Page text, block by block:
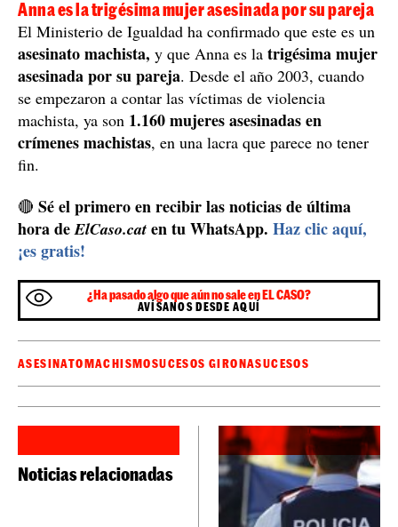
Anna es la trigésima mujer asesinada por su pareja
El Ministerio de Igualdad ha confirmado que este es un
asesinato machista, y que Anna es la trigésima mujer
asesinada por su pareja. Desde el año 2003, cuando
se empezaron a contar las víctimas de violencia
machista, ya son 1.160 mujeres asesinadas en
crímenes machistas, en una lacra que parece no tener
fin.
🔴 Sé el primero en recibir las noticias de última
hora deElCaso.cat en tu WhatsApp. Haz clic aquí,
¡es gratis!
¿Ha pasado algo que aún no sale en EL CASO?
AVÍSANOS DESDE AQUÍ
ASESINATOMACHISMOSUCESOS GIRONASUCESOS
Noticias relacionadas